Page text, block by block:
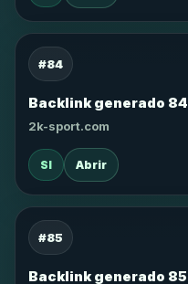
#84
Backlink generado 84
2k-sport.com
SI Abrir
#85
Backlink generado 85